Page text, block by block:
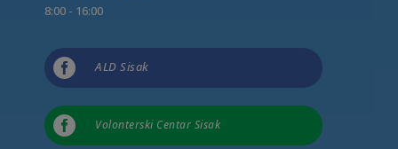
8:00 - 16:00
 ALD Sisak
 Volonterski Centar Sisak